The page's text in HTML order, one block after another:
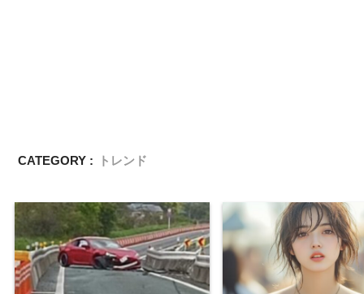
CATEGORY : トレンド